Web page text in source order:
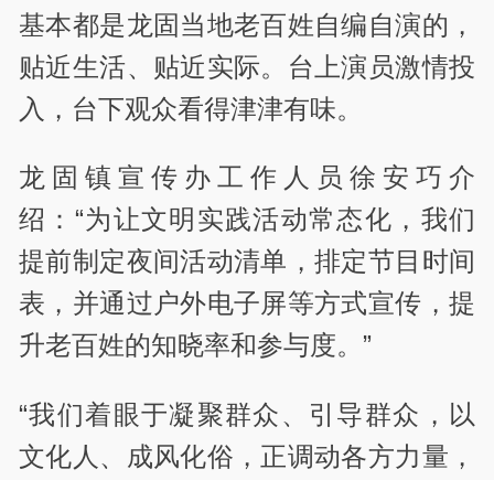
基本都是龙固当地老百姓自编自演的，
贴近生活、贴近实际。台上演员激情投
入，台下观众看得津津有味。
龙固镇宣传办工作人员徐安巧介
绍：“为让文明实践活动常态化，我们
提前制定夜间活动清单，排定节目时间
表，并通过户外电子屏等方式宣传，提
升老百姓的知晓率和参与度。”
“我们着眼于凝聚群众、引导群众，以
文化人、成风化俗，正调动各方力量，